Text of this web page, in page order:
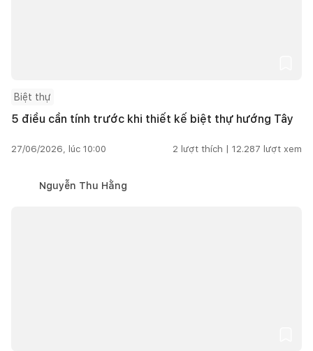
Biệt thự
5 điều cần tính trước khi thiết kế biệt thự hướng Tây
27/06/2026, lúc 10:00 2 lượt thích | 12.287 lượt xem
Nguyễn Thu Hằng